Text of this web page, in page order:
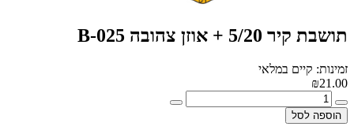
תושבת קיר 5/20 + אוזן צהובה B-025
זמינות: קיים במלאי
₪21.00
הוספה לסל